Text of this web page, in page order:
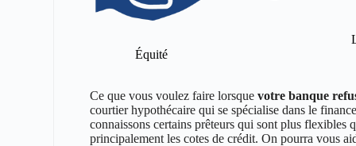
Équité
Ce que vous voulez faire lorsquevotre banque
courtier hypothécaire qui se spécialise dans le
connaissons certains prêteurs qui sont plus flexibles
principalement les cotes de crédit. On pourra vous